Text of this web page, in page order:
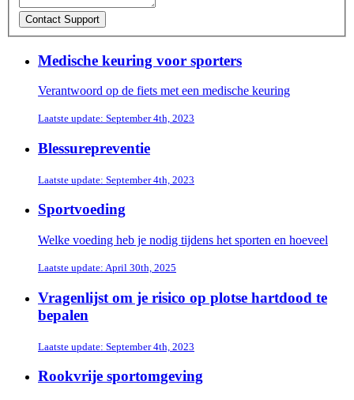
Medische keuring voor sporters
Verantwoord op de fiets met een medische keuring
Laatste update: September 4th, 2023
Blessurepreventie
Laatste update: September 4th, 2023
Sportvoeding
Welke voeding heb je nodig tijdens het sporten en hoeveel
Laatste update: April 30th, 2025
Vragenlijst om je risico op plotse hartdood te
bepalen
Laatste update: September 4th, 2023
Rookvrije sportomgeving